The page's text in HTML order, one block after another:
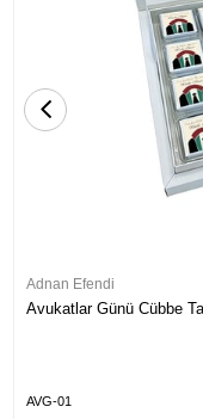
Adnan Efendi
Avukatlar Günü Cübbe
AVG-01